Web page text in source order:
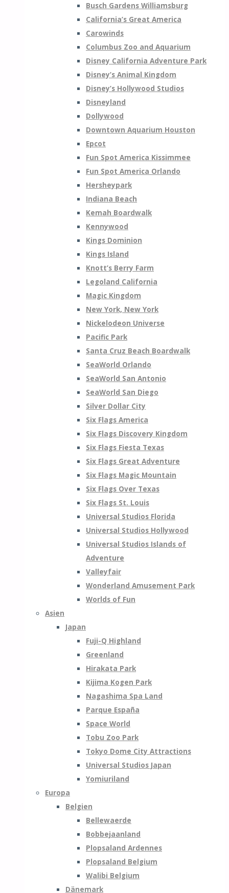
Busch Gardens Williamsburg
California’s Great America
Carowinds
Columbus Zoo and Aquarium
Disney California Adventure Park
Disney’s Animal Kingdom
Disney’s Hollywood Studios
Disneyland
Dollywood
Downtown Aquarium Houston
Epcot
Fun Spot America Kissimmee
Fun Spot America Orlando
Hersheypark
Indiana Beach
Kemah Boardwalk
Kennywood
Kings Dominion
Kings Island
Knott’s Berry Farm
Legoland California
Magic Kingdom
New York, New York
Nickelodeon Universe
Pacific Park
Santa Cruz Beach Boardwalk
SeaWorld Orlando
SeaWorld San Antonio
SeaWorld San Diego
Silver Dollar City
Six Flags America
Six Flags Discovery Kingdom
Six Flags Fiesta Texas
Six Flags Great Adventure
Six Flags Magic Mountain
Six Flags Over Texas
Six Flags St. Louis
Universal Studios Florida
Universal Studios Hollywood
Universal Studios Islands of
Adventure
Valleyfair
Wonderland Amusement Park
Worlds of Fun
Asien
Japan
Fuji-Q Highland
Greenland
Hirakata Park
Kijima Kogen Park
Nagashima Spa Land
Parque España
Space World
Tobu Zoo Park
Tokyo Dome City Attractions
Universal Studios Japan
Yomiuriland
Europa
Belgien
Bellewaerde
Bobbejaanland
Plopsaland Ardennes
Plopsaland Belgium
Walibi Belgium
Dänemark